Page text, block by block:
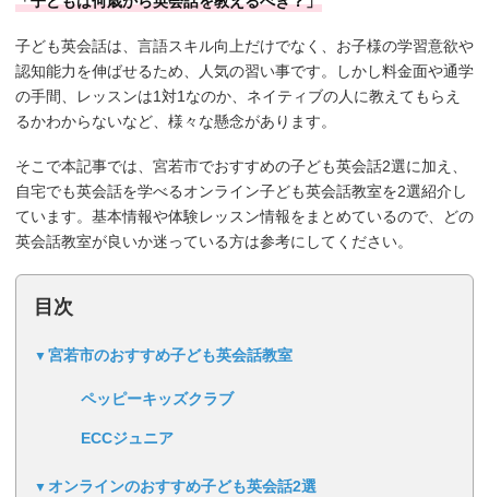
子ども英会話は、言語スキル向上だけでなく、お子様の学習意欲や
認知能力を伸ばせるため、人気の習い事です。しかし料金面や通学
の手間、レッスンは1対1なのか、ネイティブの人に教えてもらえ
るかわからないなど、様々な懸念があります。
そこで本記事では、宮若市でおすすめの子ども英会話2選に加え、
自宅でも英会話を学べるオンライン子ども英会話教室を2選紹介し
ています。基本情報や体験レッスン情報をまとめているので、どの
英会話教室が良いか迷っている方は参考にしてください。
目次
宮若市のおすすめ子ども英会話教室
ペッピーキッズクラブ
ECCジュニア
オンラインのおすすめ子ども英会話2選